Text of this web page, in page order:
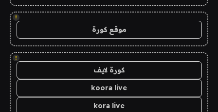
!
موقع كورة
!
كورة لايف
koora live
kora live